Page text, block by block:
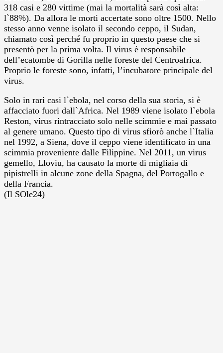
318 casi e 280 vittime (mai la mortalità sarà così alta:
l`88%). Da allora le morti accertate sono oltre 1500. Nello
stesso anno venne isolato il secondo ceppo, il Sudan,
chiamato così perché fu proprio in questo paese che si
presentò per la prima volta. Il virus è responsabile
dell’ecatombe di Gorilla nelle foreste del Centroafrica.
Proprio le foreste sono, infatti, l’incubatore principale del
virus.
Solo in rari casi l`ebola, nel corso della sua storia, si è
affacciato fuori dall`Africa. Nel 1989 viene isolato l`ebola
Reston, virus rintracciato solo nelle scimmie e mai passato
al genere umano. Questo tipo di virus sfiorò anche l`Italia
nel 1992, a Siena, dove il ceppo viene identificato in una
scimmia proveniente dalle Filippine. Nel 2011, un virus
gemello, Lloviu, ha causato la morte di migliaia di
pipistrelli in alcune zone della Spagna, del Portogallo e
della Francia.
(Il SOle24)